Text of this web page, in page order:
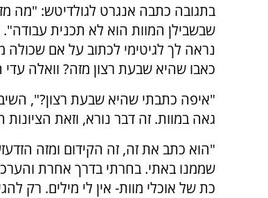
בתגובה כתבה אנגרט לגולדיטש: "מה
שבשבילן המוות הוא לא תכנית
נראה לך לגיטימי לכתוב על אם
כאבו שהיא שבעת רצון מזה? וואלה
"איפה כתבתי שהיא שבעת רצון?",
גאה במוות. זה דבר נורא, וזאת
"הוא כתב את זה, זה הקידום ומזה
שממנו באתי. בחרתי בדרך אחרת
כת של אוכלי מוות- אין לי מילים. רק